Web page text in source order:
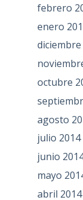
febrero
enero
diciembre
octubre
agosto
julio 2014
junio
mayo
abril 2014